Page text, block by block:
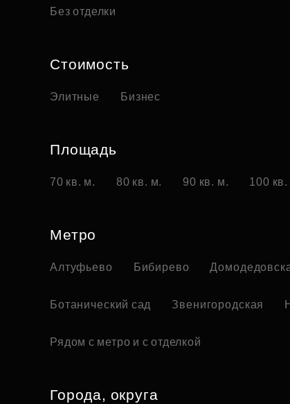
Без отделки
Стоимость
Элитные Бизнес
Площадь
70 кв. м. 80 кв. м. 90 кв. м. 100
Метро
Алтуфьево Бибирево
Ботанический сад Звенигородская
Рядом с метро и с отделкой
Города, округа